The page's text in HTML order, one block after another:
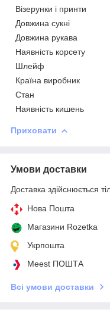
Візерунки і принти
Довжина сукні
Довжина рукава
Наявність корсету
Шлейф
Країна виробник
Стан
Наявність кишень
Приховати
Умови доставки
Доставка здійснюється
Нова Пошта
Магазини Rozetka
Укрпошта
Meest ПОШТА
Всі умови доставки